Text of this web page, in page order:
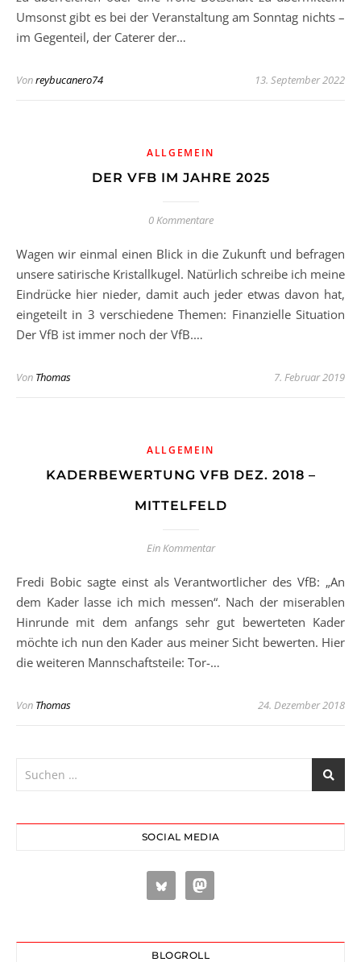
Umsonst gibt es bei der Veranstaltung am Sonntag nichts –
im Gegenteil, der Caterer der…
Vonreybucanero74 13. September 2022
ALLGEMEIN
DER VFB IM JAHRE 2025
0 Kommentare
Wagen wir einmal einen Blick in die Zukunft und befragen
unsere satirische Kristallkugel. Natürlich schreibe ich meine
Eindrücke hier nieder, damit auch jeder etwas davon hat,
eingeteilt in 3 verschiedene Themen: Finanzielle Situation
Der VfB ist immer noch der VfB.…
Von Thomas 7. Februar 2019
ALLGEMEIN
KADERBEWERTUNG VFB DEZ. 2018 –
MITTELFELD
Ein Kommentar
Fredi Bobic sagte einst als Verantwortlicher des VfB: „An
dem Kader lasse ich mich messen“. Nach der miserablen
Hinrunde mit dem anfangs sehr gut bewerteten Kader
möchte ich nun den Kader aus meiner Sicht bewerten. Hier
die weiteren Mannschaftsteile: Tor-…
Von Thomas 24. Dezember 2018
SOCIAL MEDIA
BLOGROLL